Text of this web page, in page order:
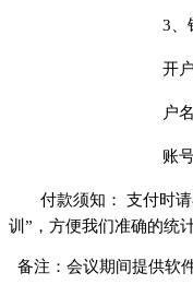
3、
开
户
账
付款须知： 支付时
训”，方便我们准确的统
备注：会议期间提供软